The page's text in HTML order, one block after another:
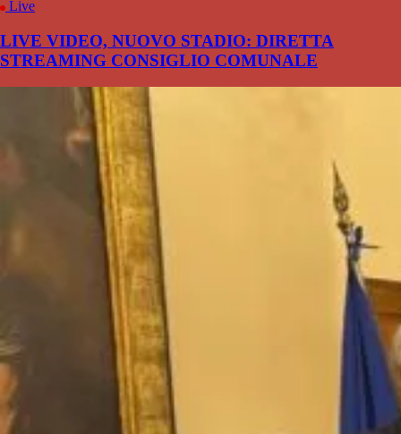
Live
LIVE VIDEO, NUOVO STADIO: DIRETTA
STREAMING CONSIGLIO COMUNALE